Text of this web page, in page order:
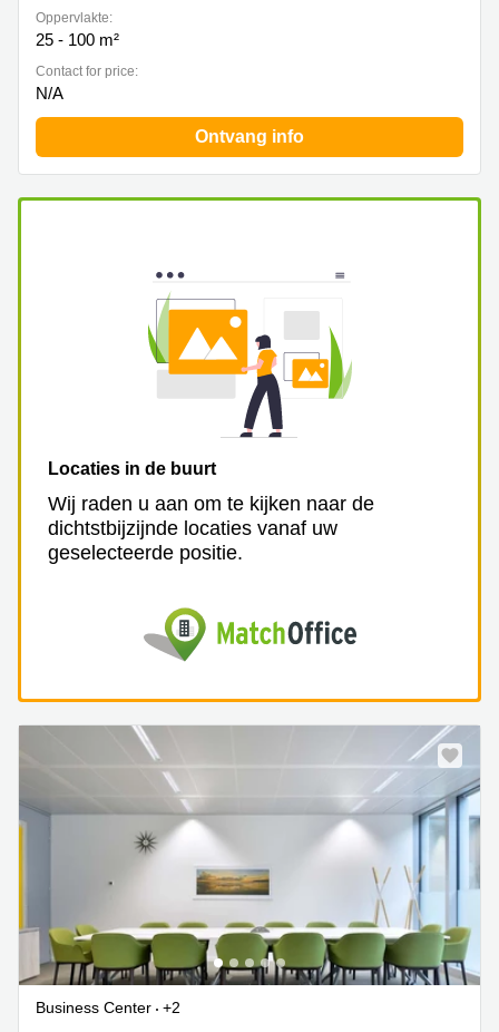
Oppervlakte:
25 - 100 m²
Contact for price:
N/A
Ontvang info
Locaties in de buurt
Wij raden u aan om te kijken naar de
dichtstbijzijnde locaties vanaf uw
geselecteerde positie.
Business Center
+2